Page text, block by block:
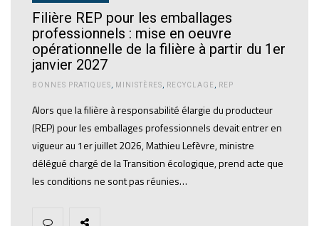
Filière REP pour les emballages
professionnels : mise en oeuvre
opérationnelle de la filière à partir du 1er
janvier 2027
BONNES PRATIQUES MINISTÈRES RECYCLAGE REP
Alors que la filière à responsabilité élargie du producteur
(REP) pour les emballages professionnels devait entrer en
vigueur au 1er juillet 2026, Mathieu Lefèvre, ministre
délégué chargé de la Transition écologique, prend acte que
les conditions ne sont pas réunies…